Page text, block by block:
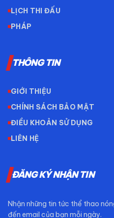
LỊCH THI ĐẤU
PHÁP
THÔNG TIN
GIỚI THIỆU
CHÍNH SÁCH BẢO MẬT
ĐIỀU KHOẢN SỬ DỤNG
LIÊN HỆ
ĐĂNG KÝ NHẬN TIN
Nhận những tin tức thể thao
đến email của bạn mỗi ngày.